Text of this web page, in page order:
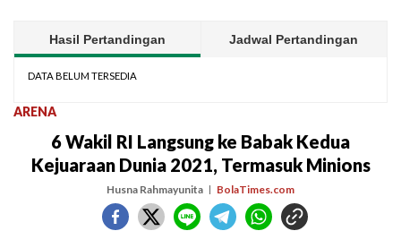
Hasil Pertandingan Jadwal Pertandingan
DATA BELUM TERSEDIA
ARENA
6 Wakil RI Langsung ke Babak Kedua
Kejuaraan Dunia 2021, Termasuk Minions
Husna Rahmayunita BolaTimes.com